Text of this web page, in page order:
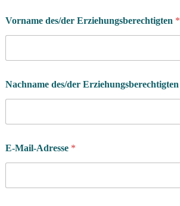
Vorname des/der Erziehungsberechtigten *
Nachname des/der Erziehungsberechtigten
E-Mail-Adresse *